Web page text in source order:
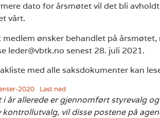
dato for årsmøtet vil det bli
vårt.
medlem ønsker behandlet på årsmøtet,
leder@vbtk.no senest 28. juli 2021.
med alle saksdokumenter kan
2020 Last ned
i år allerede er gjennomført styrevalg
kontrollutvalg, vil disse postene på